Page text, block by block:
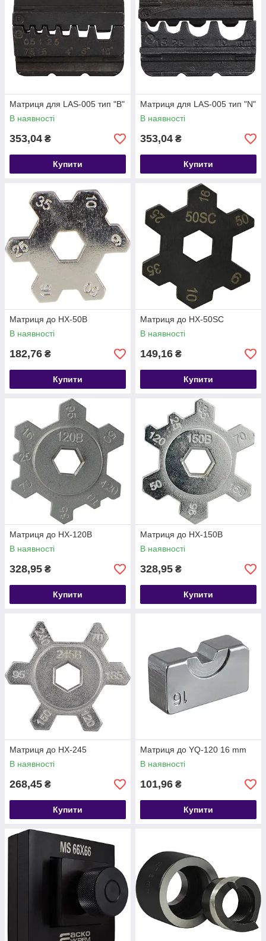
Матриця для LAS-005 тип "B"
В наявності
353,04 ₴
Купити
Матриця для LAS-005 тип "N"
В наявності
353,04 ₴
Купити
Матриця до HX-50B
В наявності
182,76 ₴
Купити
Матриця до HX-50SC
В наявності
149,16 ₴
Купити
Матриця до HX-120B
В наявності
328,95 ₴
Купити
Матриця до HX-150B
В наявності
328,95 ₴
Купити
Матриця до HX-245
В наявності
268,45 ₴
Купити
Матриця до YQ-120 16 mm
В наявності
101,96 ₴
Купити